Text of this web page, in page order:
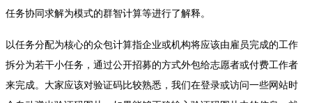
任务协同求解为模式的群智计算等进行了解释。
以任务分配为核心的众包计算指企业或机构将应该由雇员完成的工作
拆分为若干小任务，通过公开招募的方式外包给志愿者或付费工作者
来完成。大家应该对验证码比较熟悉，我们在登录或访问一些网站时